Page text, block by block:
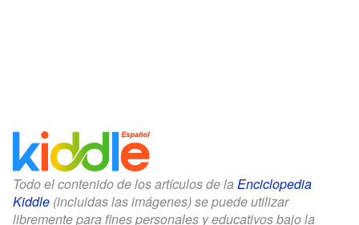
Todo el contenido de los artículos de la Enciclopedia
Kiddle (incluidas las imágenes) se puede utilizar
libremente para fines personales y educativos bajo la